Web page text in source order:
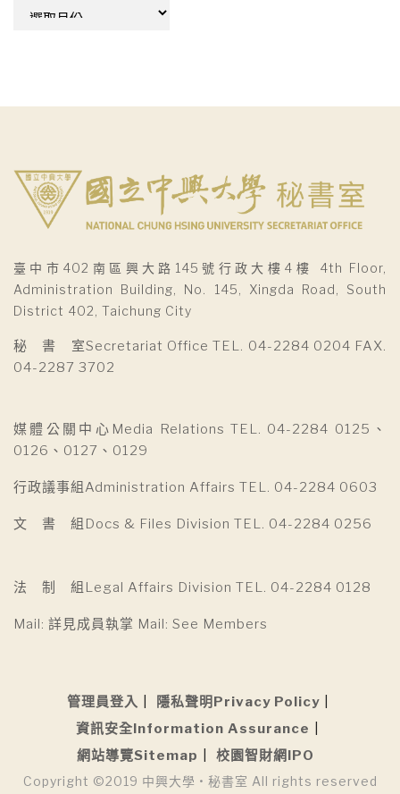
臺中市402南區興大路145號行政大樓4樓 4th Floor,
Administration Building, No. 145, Xingda Road, South
District 402, Taichung City
秘 書 室Secretariat Office TEL. 04-2284 0204 FAX.
04-2287 3702
媒體公關中心Media Relations TEL. 04-2284 0125、
0126、0127、0129
行政議事組Administration Affairs TEL. 04-2284 0603
文 書 組Docs & Files Division TEL. 04-2284 0256
法 制 組Legal Affairs Division TEL. 04-2284 0128
Mail: 詳見成員執掌 Mail: See Members
管理員登入
隱私聲明Privacy Policy
資訊安全Information Assurance
網站導覽Sitemap
校園智財網IPO
Copyright ©2019 中興大學 • 秘書室 All rights reserved